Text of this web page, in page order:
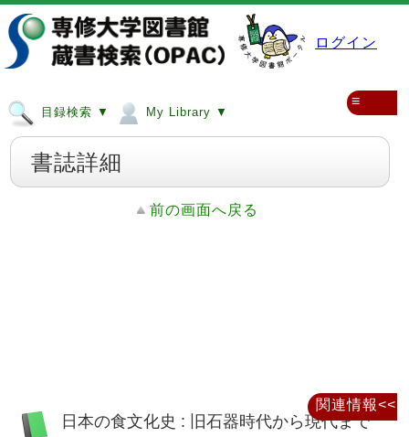
ログイン
目録検索 ▼ My Library ▼
≡
書誌詳細
前の画面へ戻る
日本の食文化史 : 旧石器時代から現代まで
関連情報<<